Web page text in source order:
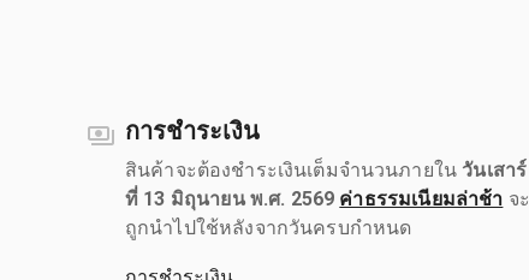
การชำระเงิน
สินค้าจะต้องชำระเงินเต็มจำนวนภายใน วันเสาร์
ที่ 13 มิถุนายน พ.ศ. 2569 ค่าธรรมเนียมล่าช้า จะ
ถูกนำไปใช้หลังจากวันครบกำหนด